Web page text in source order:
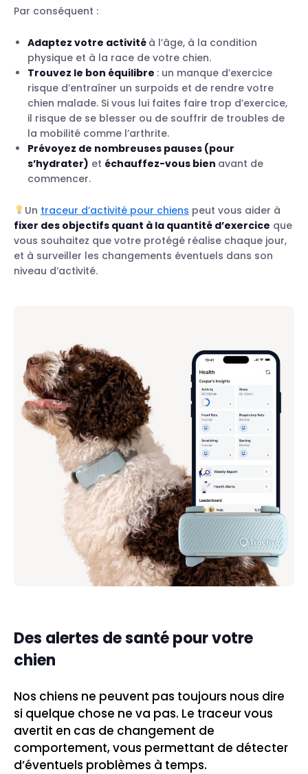
Par conséquent :
Adaptez votre activité à l’âge, à la condition
physique et à la race de votre chien.
Trouvez le bon équilibre : un manque d’exercice
risque d’entraîner un surpoids et de rendre votre
chien malade. Si vous lui faites faire trop d’exercice,
il risque de se blesser ou de souffrir de troubles de
la mobilité comme l’arthrite.
Prévoyez de nombreuses pauses (pour
s’hydrater) et échauffez-vous bien avant de
commencer.
Un traceur d’activité pour chiens peut vous aider à
fixer des objectifs quant à la quantité d’exercice que
vous souhaitez que votre protégé réalise chaque jour,
et à surveiller les changements éventuels dans son
niveau d’activité.
Des alertes de santé pour votre
chien
Nos chiens ne peuvent pas toujours nous dire
si quelque chose ne va pas. Le traceur vous
avertit en cas de changement de
comportement, vous permettant de détecter
d’éventuels problèmes à temps.